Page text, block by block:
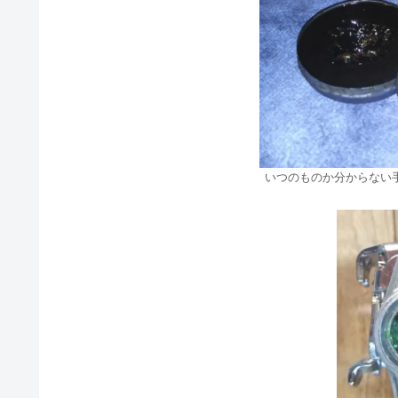
いつのものか分からない